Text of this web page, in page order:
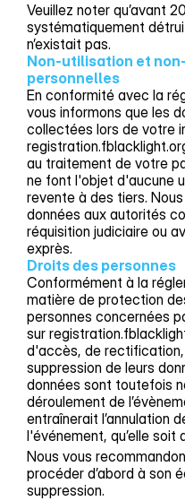
Veuillez noter qu’avant
systématiquement
n’existait pas.
Non-utilisation et
personnelles
En conformité avec la
vous informons que les
collectées lors de votre
au traitement de votre
ne font l'objet d'aucune
revente à des tiers.
données aux autorités
réquisition judiciaire ou
exprès.
Droits des personnes
Conformément à la
matière de protection
personnes concernées
sur
d'accès, de
suppression de leurs
données sont toutefois
déroulement de
entraînerait l’annulation
l'événement, qu’elle soit
Nous vous
procéder d’abord à son
suppression.